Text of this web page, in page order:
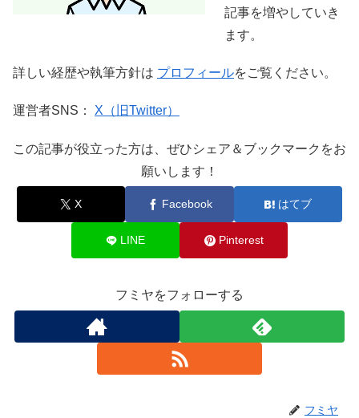
記事を増やしていき
ます。
詳しい経歴や執筆方針は プロフィールをご覧ください。
運営者SNS： X（旧Twitter）
この記事が役立った方は、ぜひシェア＆ブックマークをお
願いします！
X Facebook はてブ
LINE Pinterest
フミヤをフォローする
フミヤ